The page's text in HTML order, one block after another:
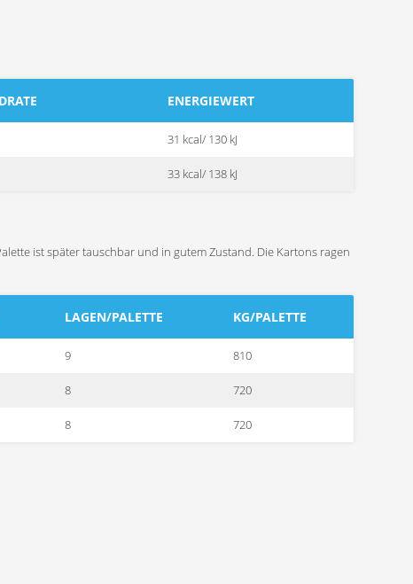
ENERGIEWERT
31 kcal/ 130 kJ
33 kcal/ 138 kJ
ist später tauschbar und in gutem Zustand. Die Kartons ragen
LAGEN/PALETTE KG/PALETTE
9 810
8 720
8 720